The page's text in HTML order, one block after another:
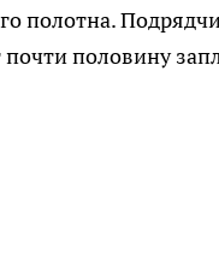
полотна.
половину